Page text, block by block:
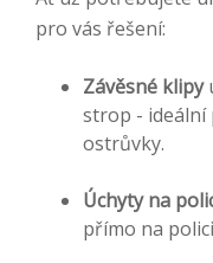
pro vás řešení:
Závěsné klipy
strop - ideální
ostrůvky.
Úchyty na
přímo na